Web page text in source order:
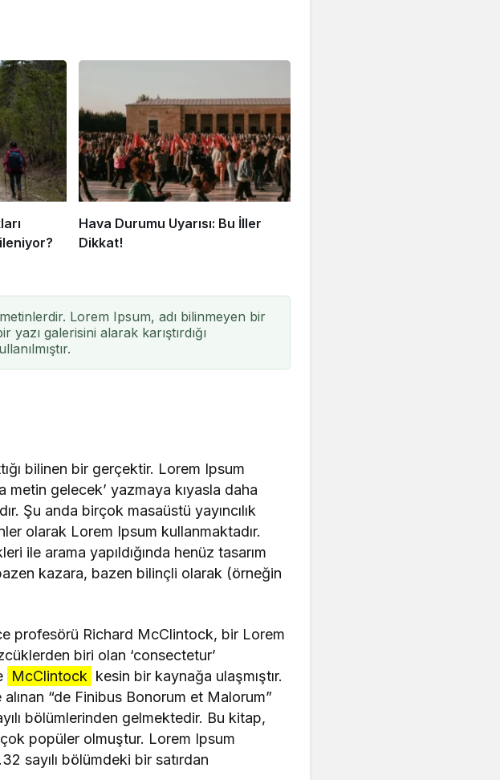
Hava Durumu Uyarısı: Bu İller
Dikkat!
Lorem Ipsum, adı bilinmeyen bir
galerisini alarak karıştırdığı
bilinen bir gerçektir. Lorem Ipsum
metin gelecek’ yazmaya kıyasla daha
Şu anda birçok masaüstü yayıncılık
olarak Lorem Ipsum kullanmaktadır.
ile arama yapıldığında henüz tasarım
kazara, bazen bilinçli olarak (örneğin
profesörü Richard McClintock, bir Lorem
biri olan ‘consectetur’
McClintock kesin bir kaynağa ulaşmıştır.
“de Finibus Bonorum et Malorum”
bölümlerinden gelmektedir. Bu kitap,
popüler olmuştur. Lorem Ipsum
sayılı bölümdeki bir satırdan